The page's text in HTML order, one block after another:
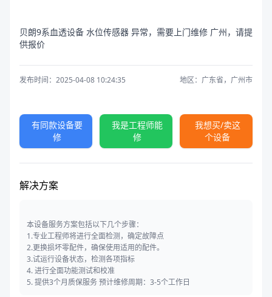
贝朗9系血透设备 水位传感器 异常，需要上门维修 广州，请提
供报价
发布时间：2025-04-08 10:24:35 地区：广东省，广州市
有同款设备要
修
我是工程师能
修
我想买/卖这
个设备
解决方案
本设备服务方案包括以下几个步骤：
1.专业工程师将进行全面检测，确定故障点
2.更换损坏零配件，确保使用适用的配件。
3.试运行设备状态，检测各项指标
4. 进行全面功能测试和校准
5. 提供3个月质保服务 预计维修周期：3-5个工作日